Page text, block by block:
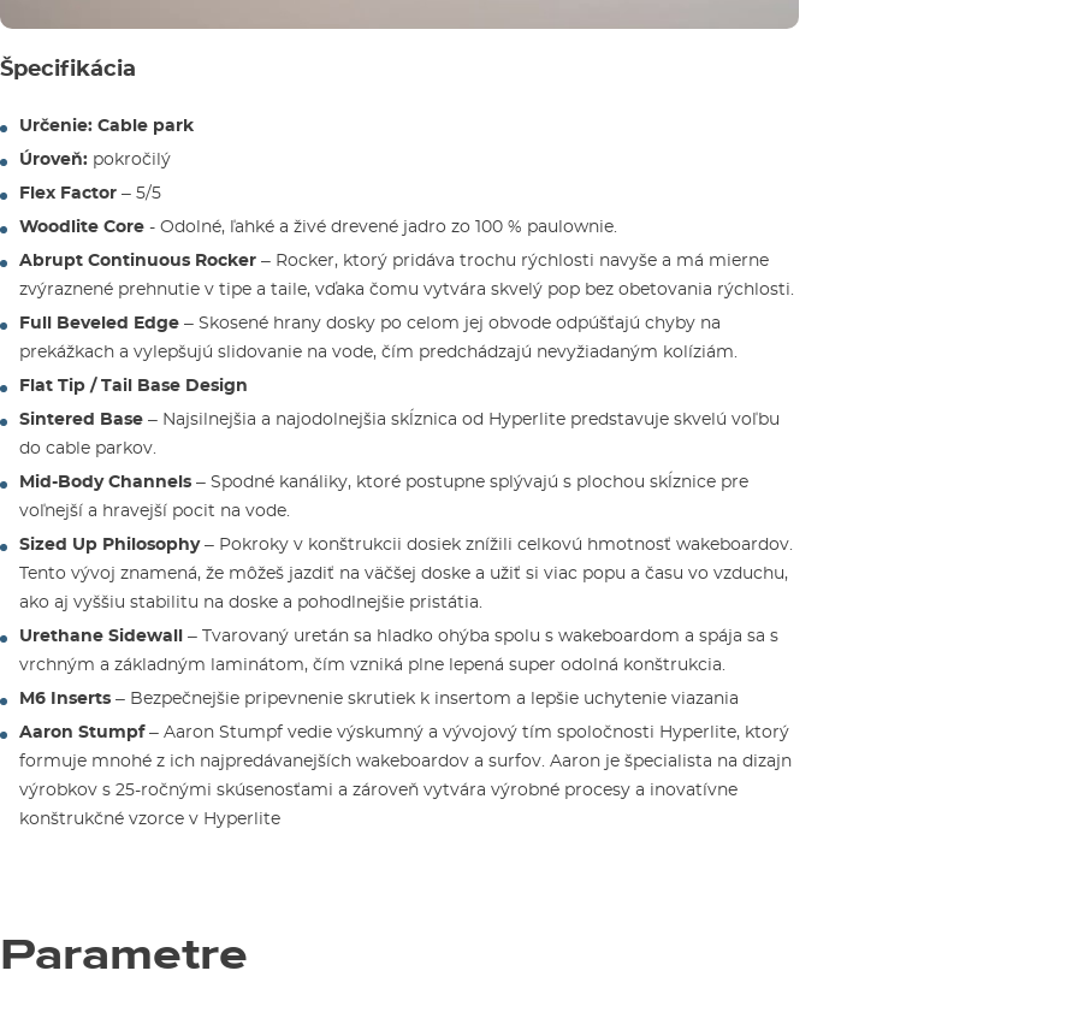
Špecifikácia
Určenie: Cable park
Úroveň: pokročilý
Flex Factor – 5/5
Woodlite Core - Odolné, ľahké a živé drevené jadro zo 100 % paulownie.
Abrupt Continuous Rocker – Rocker, ktorý pridáva trochu rýchlosti navyše a má mierne
zvýraznené prehnutie v tipe a taile, vďaka čomu vytvára skvelý pop bez obetovania rýchlosti.
Full Beveled Edge – Skosené hrany dosky po celom jej obvode odpúšťajú chyby na
prekážkach a vylepšujú slidovanie na vode, čím predchádzajú nevyžiadaným kolíziám.
Flat Tip / Tail Base Design
Sintered Base – Najsilnejšia a najodolnejšia skĺznica od Hyperlite predstavuje skvelú voľbu
do cable parkov.
Mid-Body Channels – Spodné kanáliky, ktoré postupne splývajú s plochou skĺznice pre
voľnejší a hravejší pocit na vode.
Sized Up Philosophy– Pokroky v konštrukcii dosiek znížili celkovú hmotnosť wakeboardov.
Tento vývoj znamená, že môžeš jazdiť na väčšej doske a užiť si viac popu a času vo vzduchu,
ako aj vyššiu stabilitu na doske a pohodlnejšie pristátia.
Urethane Sidewall
– Tvarovaný uretán sa hladko ohýba spolu s wakeboardom a spája sa s
vrchným a základným laminátom, čím vzniká plne lepená super odolná konštrukcia.
M6 Inserts – Bezpečnejšie pripevnenie skrutiek k insertom a lepšie uchytenie viazania
Aaron Stumpf– Aaron Stumpf vedie výskumný a vývojový tím spoločnosti Hyperlite, ktorý
formuje mnohé z ich najpredávanejších wakeboardov a surfov. Aaron je špecialista na dizajn
výrobkov s 25-ročnými skúsenosťami a zároveň vytvára výrobné procesy a inovatívne
konštrukčné vzorce v Hyperlite
Parametre